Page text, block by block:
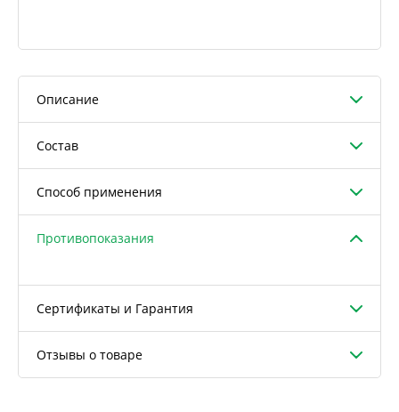
Описание
Состав
Способ применения
Противопоказания
Сертификаты и Гарантия
Отзывы о товаре